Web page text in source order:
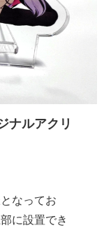
ナルアクリ
なってお
に設置でき